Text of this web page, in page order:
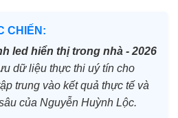
CHIẾN:
led hiển thị trong nhà - 2026
dữ liệu thực thi uý tín cho
trung vào kết quả thực tế và
của Nguyễn Huỳnh Lộc.